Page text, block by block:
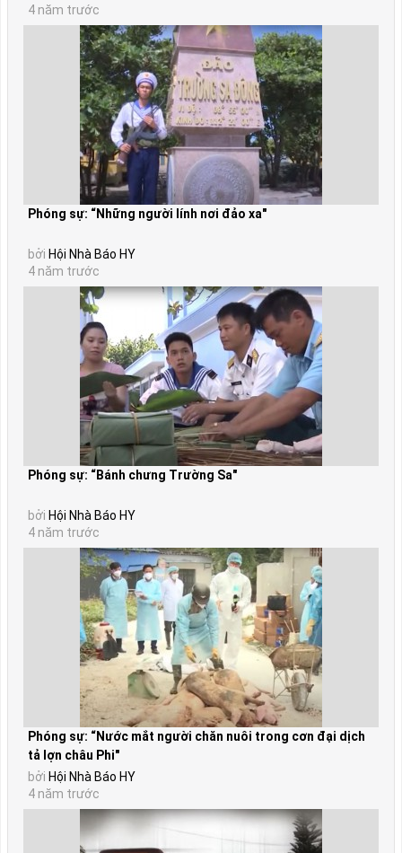
4 năm trước
Phóng sự: “Những người lính nơi đảo xa"
bởi Hội Nhà Báo HY
4 năm trước
Phóng sự: “Bánh chưng Trường Sa"
bởi Hội Nhà Báo HY
4 năm trước
Phóng sự: “Nước mắt người chăn nuôi trong cơn đại dịch
tả lợn châu Phi"
bởi Hội Nhà Báo HY
4 năm trước